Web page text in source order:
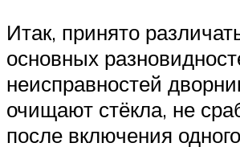
Итак, принято
основных
неисправностей
очищают стёкла, не
после включения